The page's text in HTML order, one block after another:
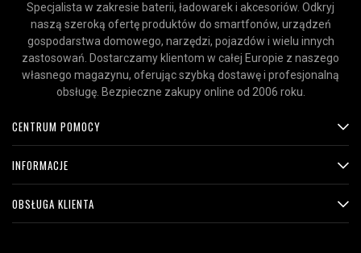
Toshiba Satellite L750
Toshiba Satellite L750D
Toshiba Satellite L755
Toshiba Satellite L770
Toshiba Satellite L770D
Toshiba Satellite L775D
Toshiba Satellite P750
Toshiba Satellite P755
Toshiba Satellite P770
Toshiba Satellite P775
Toshiba Mini NB510
Specjalista w zakresie baterii, ładowarek i akcesoriów. Odkryj
naszą szeroką ofertę produktów do smartfonów, urządzeń
gospodarstwa domowego, narzędzi, pojazdów i wielu innych
zastosowań. Dostarczamy klientom w całej Europie z naszego
własnego magazynu, oferując szybką dostawę i profesjonalną
obsługę. Bezpieczne zakupy online od 2006 roku.
CENTRUM POMOCY
INFORMACJE
OBSŁUGA KLIENTA